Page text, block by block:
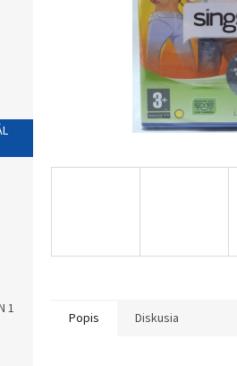
1
Popis Diskusia